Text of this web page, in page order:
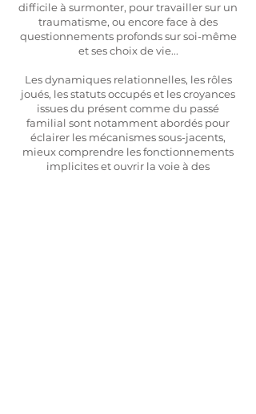
difficile à surmonter, pour travailler sur un
traumatisme, ou encore face à des
questionnements profonds sur soi-même
et ses choix de vie...
Les dynamiques relationnelles, les rôles
joués, les statuts occupés et les croyances
issues du présent comme du passé
familial sont notamment abordés pour
éclairer les mécanismes sous-jacents,
mieux comprendre les fonctionnements
implicites et ouvrir la voie à des